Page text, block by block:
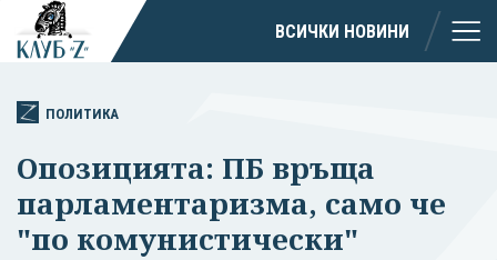
ВСИЧКИ НОВИНИ
ПОЛИТИКА
Опозицията: ПБ връща
парламентаризма, само че
"по комунистически"